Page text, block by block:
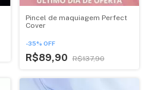
Pincel de maquiagem Perfect
Cover
-35% OFF
R$89,90 R$137,90